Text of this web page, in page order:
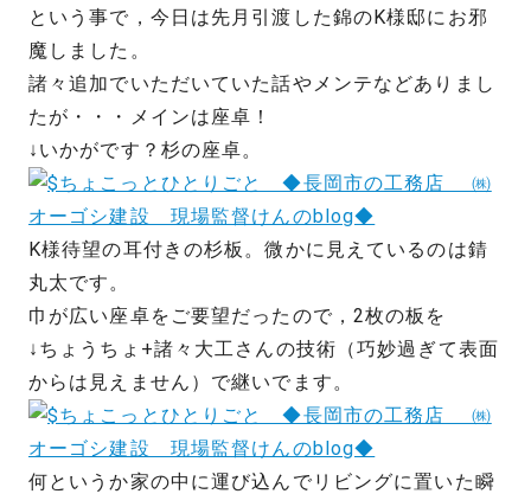
という事で，今日は先月引渡した錦のK様邸にお邪
魔しました。
諸々追加でいただいていた話やメンテなどありまし
たが・・・メインは座卓！
↓いかがです？杉の座卓。
K様待望の耳付きの杉板。微かに見えているのは錆
丸太です。
巾が広い座卓をご要望だったので，2枚の板を
↓ちょうちょ+諸々大工さんの技術（巧妙過ぎて表面
からは見えません）で継いでます。
何というか家の中に運び込んでリビングに置いた瞬